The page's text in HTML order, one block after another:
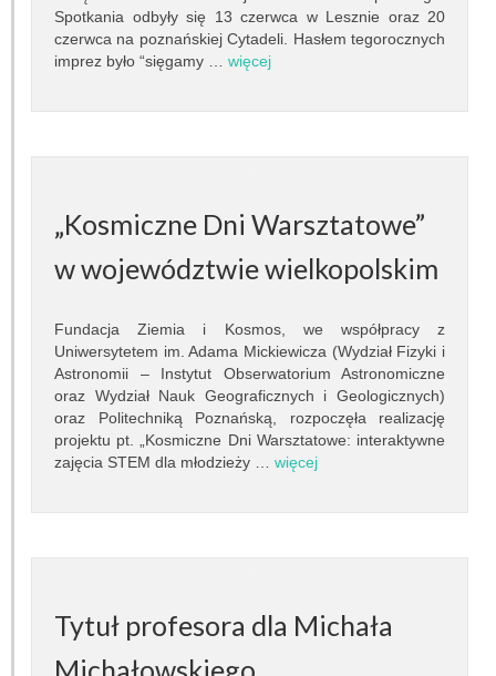
Konferencje
Serwisy sieciowe
Programy studiów
Opisy przedmiotów
Plany zajęć
Dyżury pracowników
Prace dyplomowe
Egzaminy dyplomowe
Absolwenci
Spotkania odbyły się 13 czerwca w Lesznie oraz 20
czerwca na poznańskiej Cytadeli. Hasłem tegorocznych
imprez było “sięgamy … więcej
„Kosmiczne Dni Warsztatowe”
w województwie wielkopolskim
Fundacja Ziemia i Kosmos, we współpracy z
Uniwersytetem im. Adama Mickiewicza (Wydział Fizyki i
Astronomii – Instytut Obserwatorium Astronomiczne
oraz Wydział Nauk Geograficznych i Geologicznych)
oraz Politechniką Poznańską, rozpoczęła realizację
projektu pt. „Kosmiczne Dni Warsztatowe: interaktywne
zajęcia STEM dla młodzieży … więcej
Tytuł profesora dla Michała
Michałowskiego